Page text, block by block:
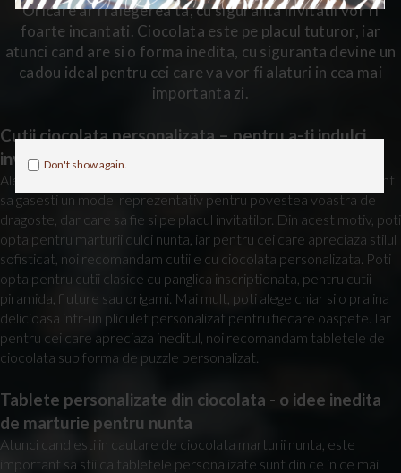
Don't show again.
Oricare ar fi alegerea ta, cu siguranta invitatii vor fi
foarte incantati. Ciocolata este pe placul tuturor, iar
atunci cand are si o forma inedita, cu siguranta devine un
cadou ideal pentru cei care va vor fi alaturi in cea mai
importanta zi.
Cutii ciocolata personalizata – pentru a-ti indulci
invitatii
Alegerea marturiilor necesita o atentie deosebita. Este important
sa gasesti un model reprezentativ pentru povestea voastra de
dragoste, dar care sa fie si pe placul invitatilor. Din acest motiv, poti
opta pentru marturii dulci nunta, iar pentru cei care apreciaza stilul
sofisticat, noi recomandam cutiile cu ciocolata personalizata. Poti
opta pentru cutii clasice cu panglica inscriptionata, pentru cutii
piramida, fluture sau origami. Mai mult, poti alege chiar si o pralina
delicioasa intr-un pliculet personalizat pentru fiecare oaspete. Iar
pentru cei care apreciaza ineditul, noi recomandam tabletele de
ciocolata sub forma de puzzle personalizat.
Tablete personalizate din ciocolata - o idee inedita
de marturie pentru nunta
Atunci cand esti in cautare de ciocolata marturii nunta, este
important sa stii ca tabletele personalizate sunt din ce in ce mai